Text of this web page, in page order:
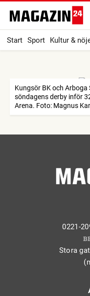
Start Sport Kultur &
Kungsör BK och
söndagens derby inför
Arena. Foto: Magnus
0221-
Stora